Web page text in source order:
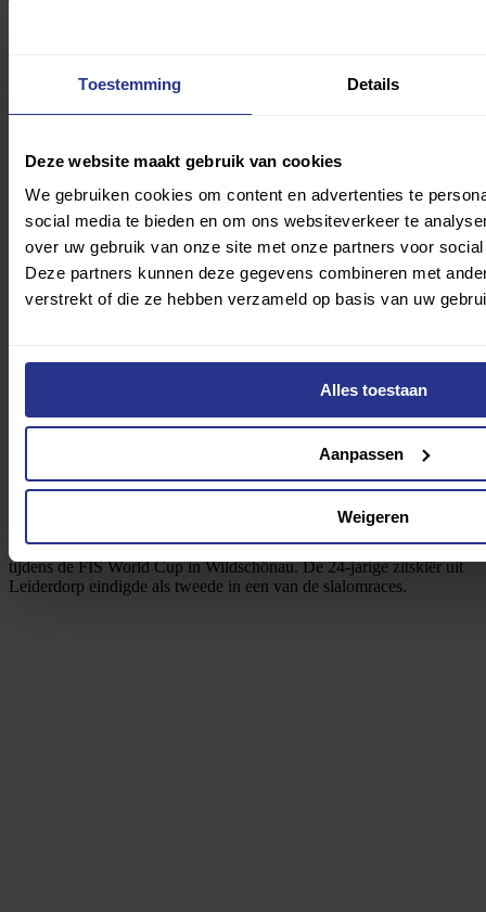
Toestemming Details
Deze website maakt gebruik van cookies
We gebruiken cookies om content en advertenties te
social media te bieden en om ons websiteverkeer te
over uw gebruik van onze site met onze partners voor
Deze partners kunnen deze gegevens combineren met
verstrekt of die ze hebben verzameld op basis van uw
Alles toestaan
Aanpassen
Weigeren
Kies zelf een bedrag
Doneer nu
Weer speelt zitskiërs parten; zilver voor
Jeroen Kampschreur heeft de enige Nederlandse medaille veroverde
tijdens de FIS World Cup in Wildschönau. De 24-jarige zitskiër uit
Leiderdorp eindigde als tweede in een van de slalomraces.